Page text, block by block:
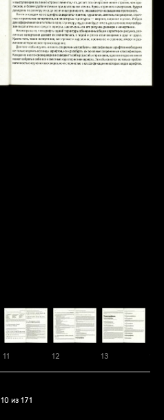
11 12 13 14
10 из 171